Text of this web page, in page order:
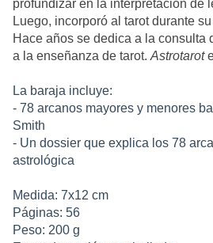
profundizar en la interpretación de
Luego, incorporó al tarot durante
Hace años se dedica a la consulta
a la enseñanza de tarot. Astrotarot
La baraja incluye:
- 78 arcanos mayores y menores
Smith
- Un dossier que explica los 78
astrológica
Medida: 7x12 cm
Páginas: 56
Peso: 200 g